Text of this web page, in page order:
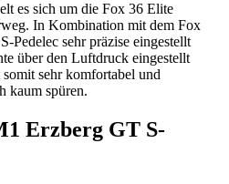
es sich um die Fox 36 Elite
In Kombination mit dem Fox
Pedelec sehr präzise eingestellt
über den Luftdruck eingestellt
sehr komfortabel und
kaum spüren.
Erzberg GT S-